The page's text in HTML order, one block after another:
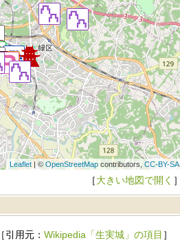
Leaflet| © OpenStreetMapcontributors, CC-BY-SA
［大きい地図で開く ］
［引用元： Wikipedia「生実城」の項目 ］